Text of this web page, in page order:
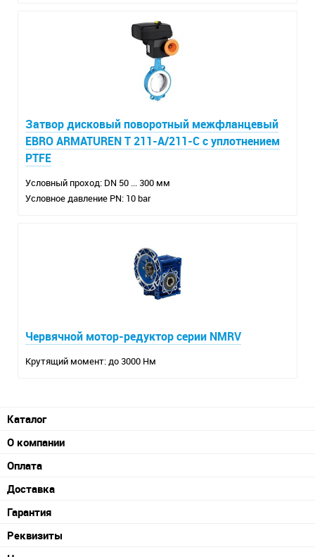
Затвор дисковый поворотный межфланцевый
EBRO ARMATUREN T 211-A/211-C с уплотнением
PTFE
Условный проход: DN 50 ... 300 мм
Условное давление PN: 10 bar
Червячной мотор-редуктор серии NMRV
Крутящий момент: до 3000 Нм
Каталог
О компании
Оплата
Доставка
Гарантия
Реквизиты